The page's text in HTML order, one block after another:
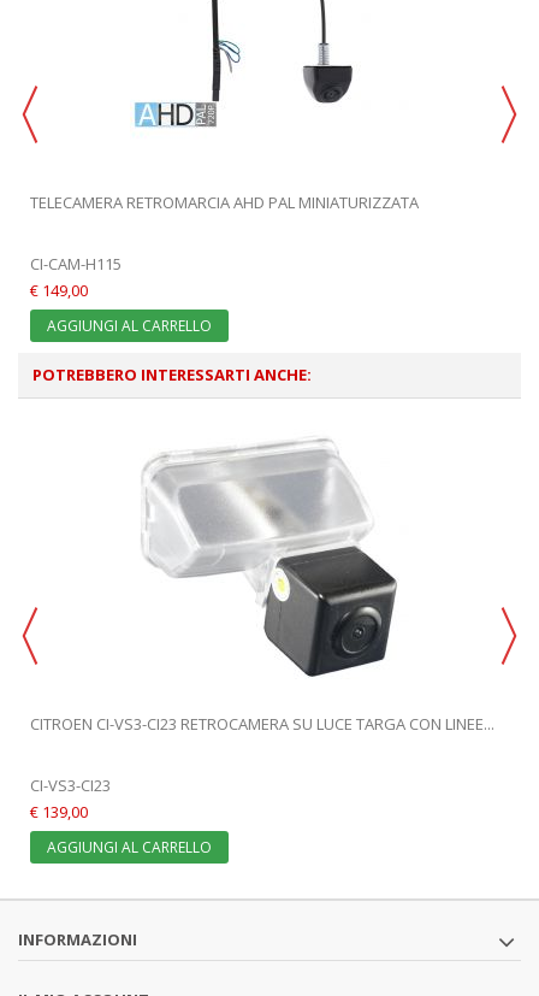
TELECAMERA RETROMARCIA AHD PAL MINIATURIZZATA
CI-CAM-H115
€ 149,00
AGGIUNGI AL CARRELLO
POTREBBERO INTERESSARTI ANCHE:
CITROEN CI-VS3-CI23 RETROCAMERA SU LUCE TARGA CON LINEE...
CI-VS3-CI23
€ 139,00
AGGIUNGI AL CARRELLO
INFORMAZIONI